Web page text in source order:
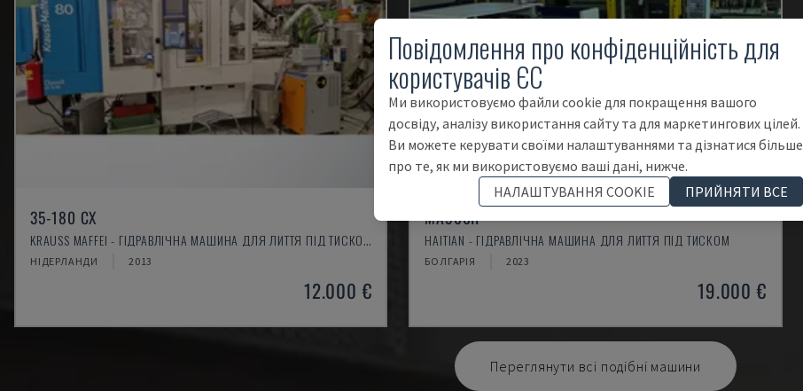
35-180 CX
KRAUSS MAFFEI - ГІДРАВЛІЧНА МАШИНА ДЛЯ ЛИТТЯ ПІД ТИСКОМ
НІДЕРЛАНДИ 2013
12.000 €
MA900ІІ
HAITIAN - ГІДРАВЛІЧНА МАШИНА ДЛЯ ЛИТТЯ ПІД ТИСКОМ
БОЛГАРІЯ 2023
19.000 €
Переглянути всі подібні машини
Повідомлення про конфіденційність для
користувачів ЄС
Ми використовуємо файли cookie для покращення вашого
досвіду, аналізу використання сайту та для маркетингових цілей.
Ви можете керувати своїми налаштуваннями та дізнатися більше
про те, як ми використовуємо ваші дані, нижче.
НАЛАШТУВАННЯ COOKIE
ПРИЙНЯТИ ВСЕ